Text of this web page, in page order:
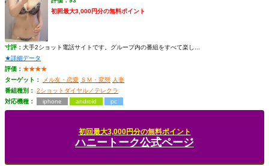
初回最大3,000円分の無料ポイント
寸評： 大手2ショット電話サイトです。グループ内の番組をすべて楽し...
★詳細データ
評価： ★★★★
ターゲット：
メル友・恋愛 ＳＭ・変態 人妻
番組種別：
2ショットダイヤル／テレクラ
対応機種：
iphone android pc
初回最大3,000円分の無料ポイント
ハニートーク公式ページ